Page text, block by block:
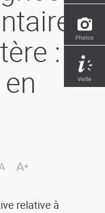
: le
relative à